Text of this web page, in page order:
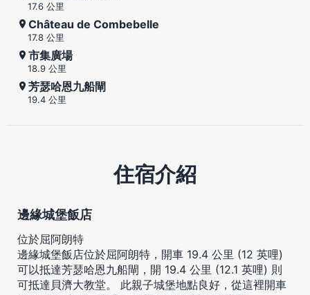
17.6 公里
Château de Combebelle
17.8 公里
市集廣場
18.9 公里
芳瑟哈恩九船閘
19.4 公里
住宿介紹
邊緣城堡飯店
位於屈阿朗特
邊緣城堡飯店位於屈阿朗特，開車 19.4 公里 (12 英哩)
可以抵達芳瑟哈恩九船閘，開 19.4 公里 (12.1 英哩) 則
可抵達貝濟大教堂。 此親子城堡地點良好，從這裡開車